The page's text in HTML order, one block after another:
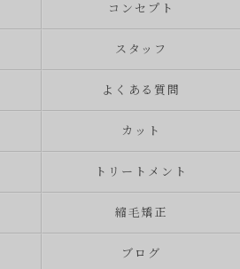
コンセプト
スタッフ
よくある質問
カット
トリートメント
縮毛矯正
ブログ